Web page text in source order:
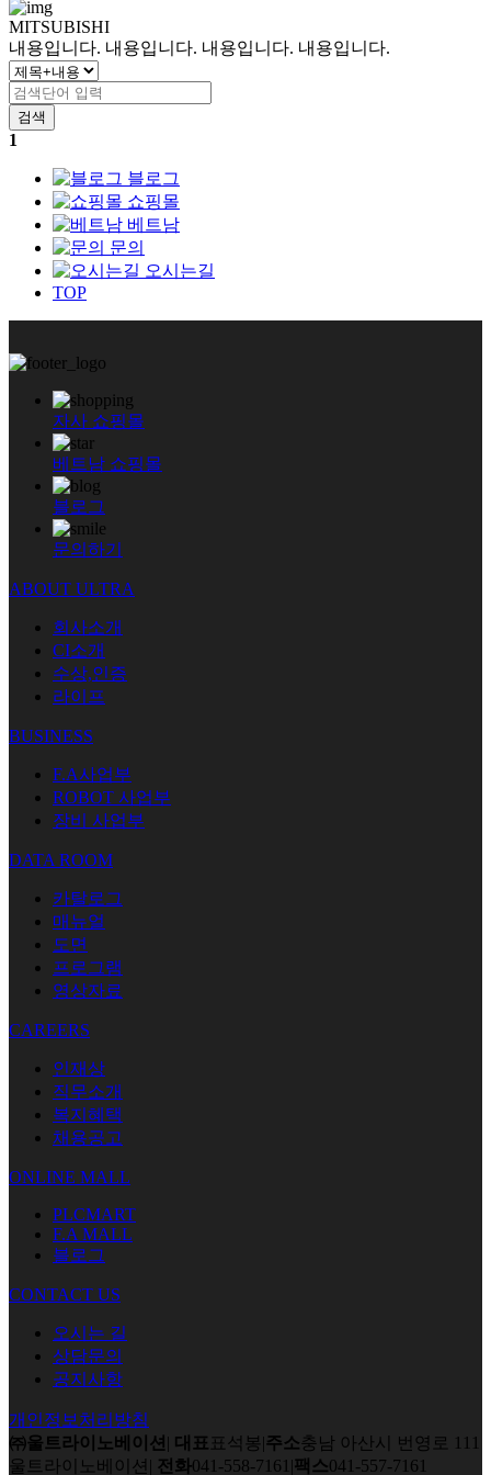
MITSUBISHI
내용입니다. 내용입니다. 내용입니다. 내용입니다.
검색
1
블로그
쇼핑몰
베트남
문의
오시는길
TOP
자사 쇼핑몰
베트남 쇼핑몰
블로그
문의하기
ABOUT ULTRA
회사소개
CI소개
수상,인증
라이프
BUSINESS
F.A사업부
ROBOT 사업부
장비 사업부
DATA ROOM
카탈로그
매뉴얼
도면
프로그램
영상자료
CAREERS
인재상
직무소개
복지혜택
채용공고
ONLINE MALL
PLCMART
F.A MALL
블로그
CONTACT US
오시는 길
상담문의
공지사항
개인정보처리방침
㈜울트라이노베이션 | 대표 표석봉 |주소충남 아산시 번영로 111
울트라이노베이션 | 전화041-558-7161 |팩스041-557-7161